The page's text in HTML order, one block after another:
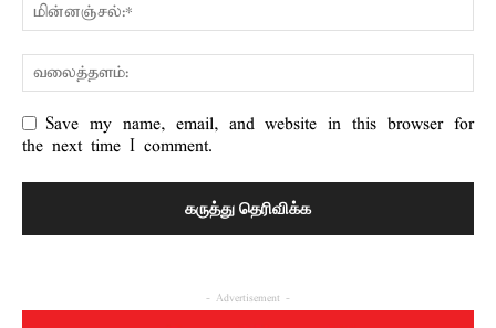
Save my name, email, and website in this browser for
the next time I comment.
- Advertisement -